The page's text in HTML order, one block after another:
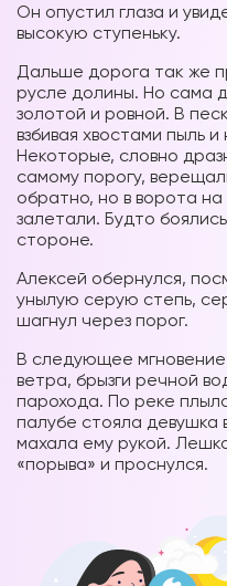
Он опустил глаза и
высокую ступеньку.
Дальше дорога так же
русле долины. Но сама
золотой и ровной. В
взбивая хвостами пыль
Некоторые, словно
самому порогу,
обратно, но в ворота
залетали. Будто
стороне.
Алексей обернулся,
унылую серую степь,
шагнул через порог.
В следующее
ветра, брызги речной
парохода. По реке
палубе стояла девушка
махала ему рукой.
«порыва» и проснулся.